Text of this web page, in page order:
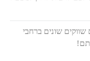
שונים ברחבי